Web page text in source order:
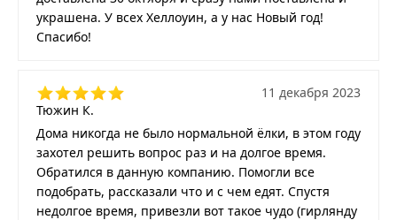
украшена. У всех Хеллоуин, а у нас Новый год!
Спасибо!
Тюжин К.
11 декабря 2023
Дома никогда не было нормальной ёлки, в этом году
захотел решить вопрос раз и на долгое время.
Обратился в данную компанию. Помогли все
подобрать, рассказали что и с чем едят. Спустя
недолгое время, привезли вот такое чудо (гирлянду